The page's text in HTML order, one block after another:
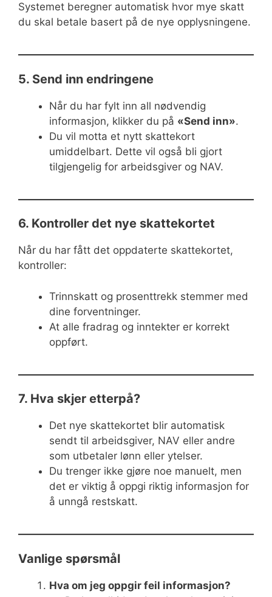
Systemet beregner automatisk hvor mye skatt
du skal betale basert på de nye opplysningene.
5. Send inn endringene
Når du har fylt inn all nødvendig
informasjon, klikker du på «Send inn».
Du vil motta et nytt skattekort
umiddelbart. Dette vil også bli gjort
tilgjengelig for arbeidsgiver og NAV.
6. Kontroller det nye skattekortet
Når du har fått det oppdaterte skattekortet,
kontroller:
Trinnskatt og prosenttrekk stemmer med
dine forventninger.
At alle fradrag og inntekter er korrekt
oppført.
7. Hva skjer etterpå?
Det nye skattekortet blir automatisk
sendt til arbeidsgiver, NAV eller andre
som utbetaler lønn eller ytelser.
Du trenger ikke gjøre noe manuelt, men
det er viktig å oppgi riktig informasjon for
å unngå restskatt.
Vanlige spørsmål
Hva om jeg oppgir feil informasjon?